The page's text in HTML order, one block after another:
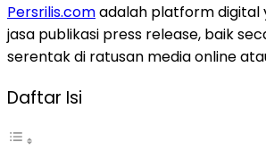
Persrilis.comadalah platform digital
jasa publikasi press release, baik
serentak di ratusan media online
Daftar Isi